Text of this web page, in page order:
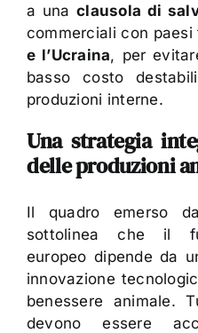
a unaclausola di
commerciali con paesi
e l’Ucraina, per
basso costo
produzioni interne.
Una strategia
delle produzioni
Il quadro emerso
sottolinea che il
europeo dipende da
innovazione
benessere animale.
devono essere